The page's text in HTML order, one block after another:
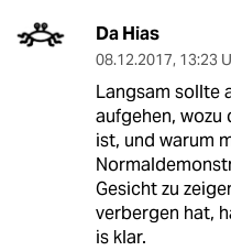
Da Hias
08.12.2017, 13:23
Langsam sollte
aufgehen,
ist, und warum
Gesicht zu
verbergen hat,
is klar.